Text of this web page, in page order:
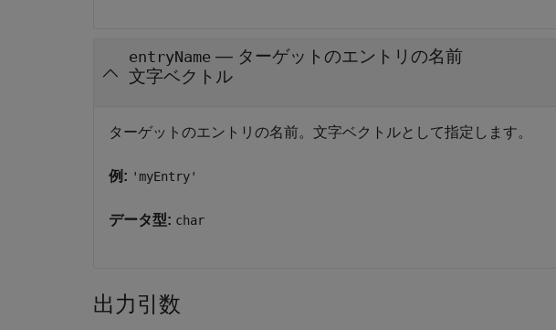
entryName — ターゲットのエントリの名前
文字ベクトル
ターゲットのエントリの名前。文字ベクトルとして指定します。
例: 'myEntry'
データ型: char
出力引数